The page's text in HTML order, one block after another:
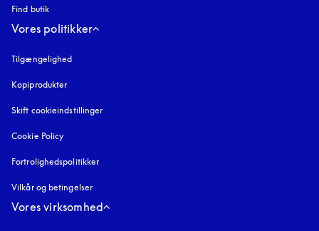
Find butik
Vores politikker
Tilgængelighed
Kopiprodukter
Skift cookieindstillinger
Cookie Policy
Fortrolighedspolitikker
Vilkår og betingelser
Vores virksomhed